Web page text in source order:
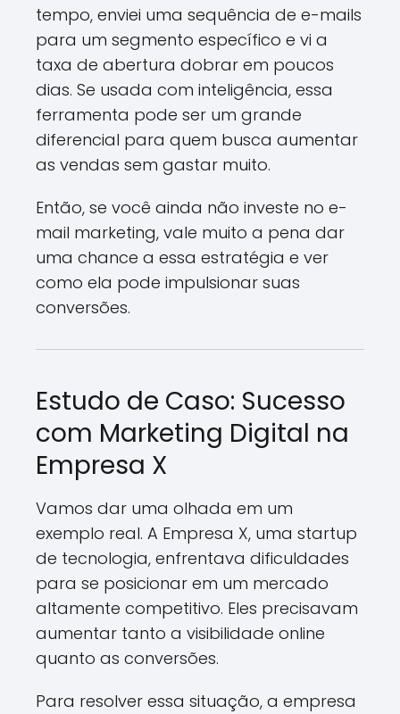
tempo, enviei uma sequência de e-mails
para um segmento específico e vi a
taxa de abertura dobrar em poucos
dias. Se usada com inteligência, essa
ferramenta pode ser um grande
diferencial para quem busca aumentar
as vendas sem gastar muito.
Então, se você ainda não investe no e-
mail marketing, vale muito a pena dar
uma chance a essa estratégia e ver
como ela pode impulsionar suas
conversões.
Estudo de Caso: Sucesso
com Marketing Digital na
Empresa X
Vamos dar uma olhada em um
exemplo real. A Empresa X, uma startup
de tecnologia, enfrentava dificuldades
para se posicionar em um mercado
altamente competitivo. Eles precisavam
aumentar tanto a visibilidade online
quanto as conversões.
Para resolver essa situação, a empresa